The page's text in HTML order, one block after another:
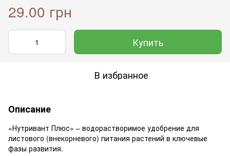
29.00 грн
Купить
В избранное
Описание
«Нутривант Плюс» – водорастворимое удобрение для
листового (внекорневого) питания растений в ключевые
фазы развития.